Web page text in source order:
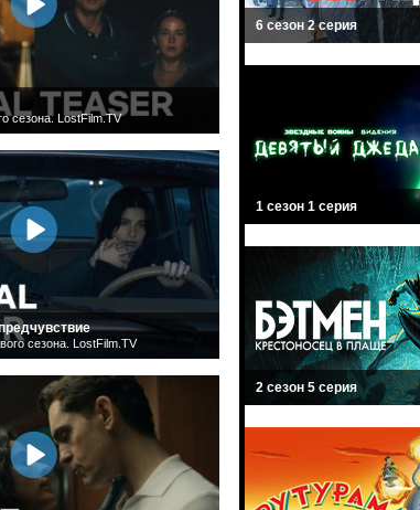
сезона. LostFilm.TV
сезона. LostFilm.TV
6 сезон 2 серия
1 сезон 1 серия
2 сезон 5 серия